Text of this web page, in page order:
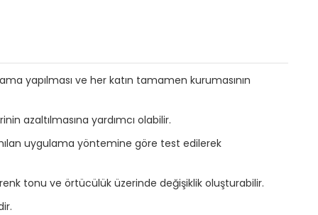
yapılması ve her katın tamamen kurumasının
azaltılmasına yardımcı olabilir.
uygulama yöntemine göre test edilerek
tonu ve örtücülük üzerinde değişiklik oluşturabilir.